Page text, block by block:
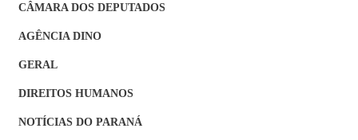
CÂMARA DOS DEPUTADOS
AGÊNCIA DINO
GERAL
DIREITOS HUMANOS
NOTÍCIAS DO PARANÁ